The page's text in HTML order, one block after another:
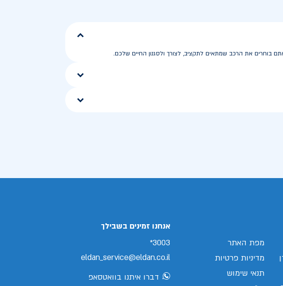
בוחרים את הרכב שמתאים לתקציב, לצורך ולסגנון החיים שלכם.
מפת האתר
מדיניות פרטיות
תנאי שימוש
אנחנו זמינים בשבילך
3003*
eldan_service@eldan.co.il
דברו איתנו בוואטסאפ